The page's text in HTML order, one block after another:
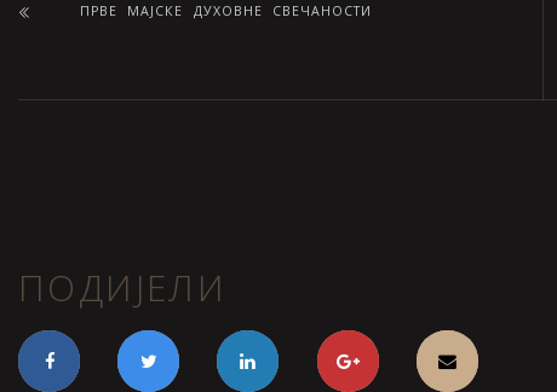
ПРВЕ МАЈСКЕ ДУХОВНЕ СВЕЧАНОСТИ
ПОДИЈЕЛИ